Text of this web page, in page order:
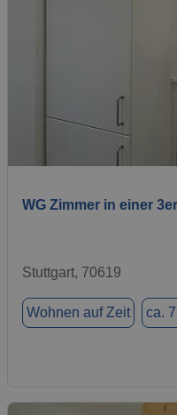
WG Zimmer in einer
Stuttgart, 70619
Wohnen auf Zeit ca.